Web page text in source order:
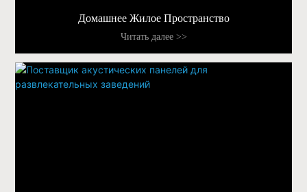
Домашнее Жилое Пространство
Читать далее >>